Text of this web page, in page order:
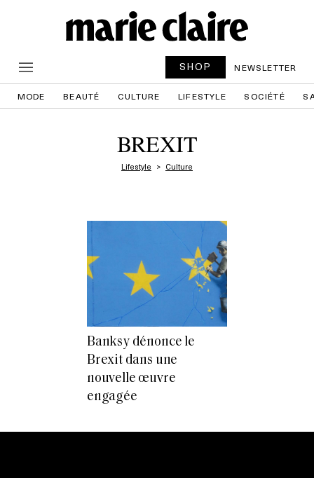
SHOP NEWSLETTER
MODE BEAUTÉ CULTURE LIFESTYLE SOCIÉTÉ
BREXIT
Lifestyle Culture
Banksy dénonce le
Brexit dans une
nouvelle œuvre
engagée